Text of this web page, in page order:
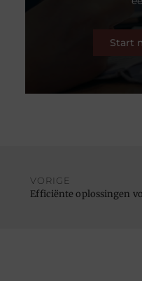
Start
VORIGE